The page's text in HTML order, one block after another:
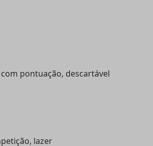
pontuação, descartável
lazer